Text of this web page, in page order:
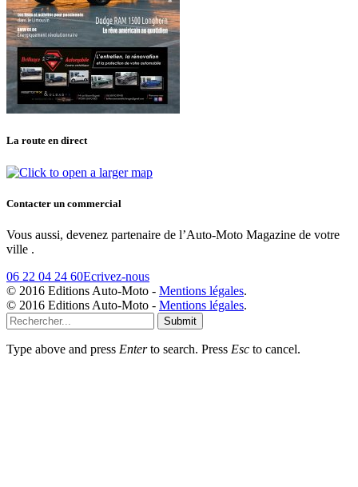
La route en direct
Contacter un commercial
Vous aussi, devenez partenaire de l’Auto-Moto Magazine de votre
ville .
06 22 04 24 60Ecrivez-nous
© 2016 Editions Auto-Moto - Mentions légales.
© 2016 Editions Auto-Moto - Mentions légales.
Submit
Type above and press Enterto search. Press Esc to cancel.